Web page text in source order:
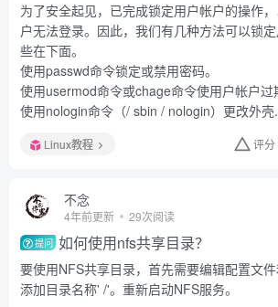
为了安全起见，已完成锁定用户帐户的操作
户无法登录。因此，我们有几种方法可以锁
些在下面。
使用passwd命令锁定或禁用密码。
使用usermod命令或chage命令使用户帐户过
使用nologin命令（/ sbin / nologin）更改外壳
Linux教程 评分
不念
4年前更新 29次阅读
提问 如何使用nfs共享目录？
要使用NFS共享目录，首先需要编辑配置文
添加目录名称' /'。重新启动NFS服务。